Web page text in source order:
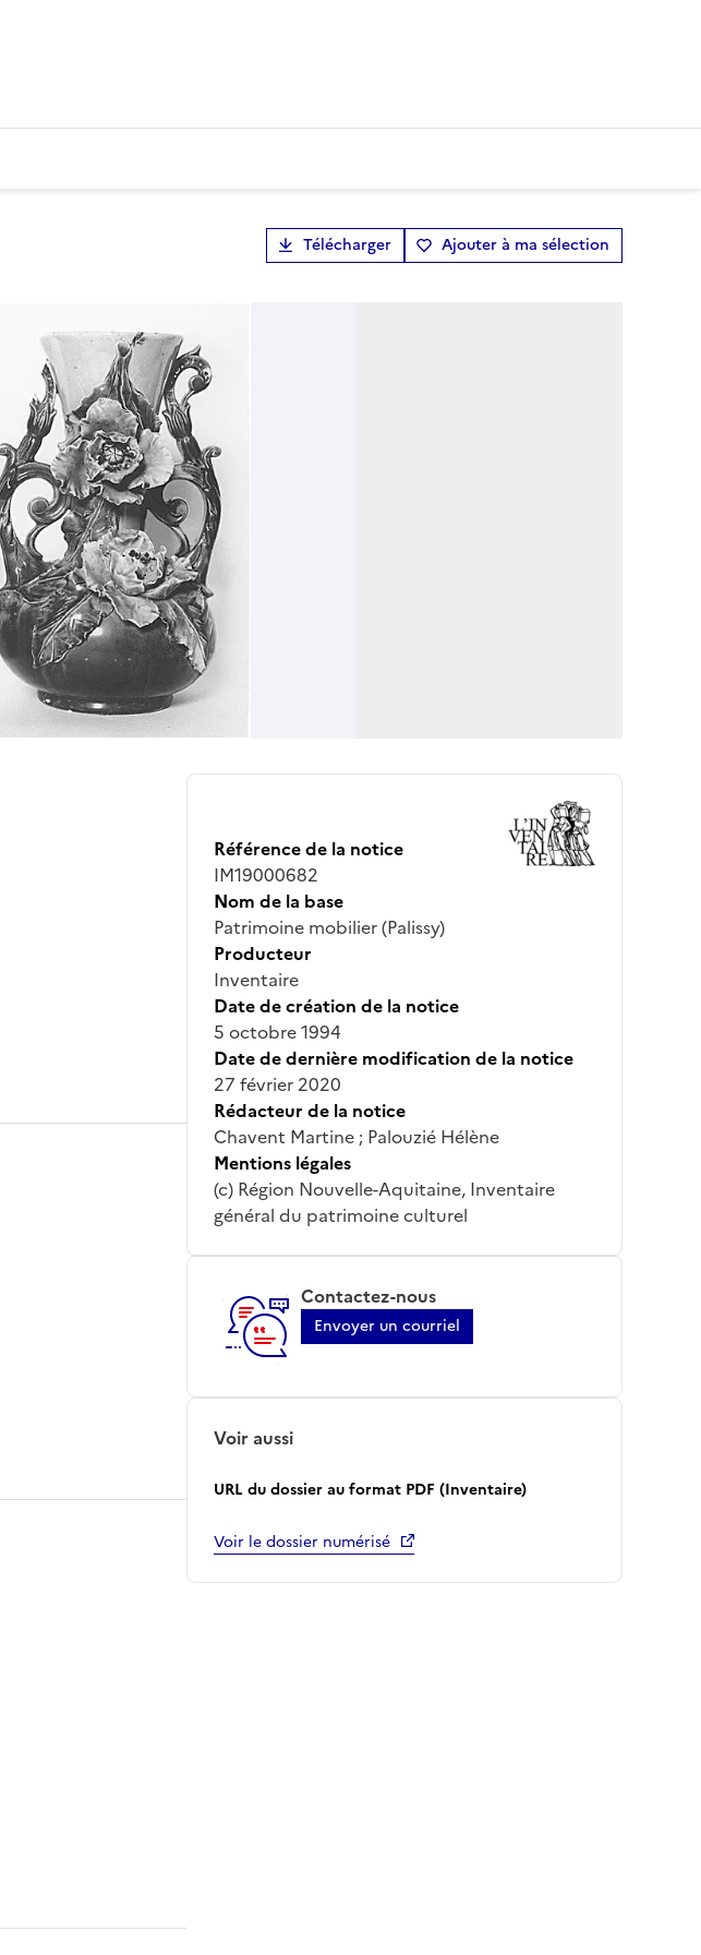
Télécharger Ajouter à ma sélection
Référence de la notice
IM19000682
Nom de la base
Patrimoine mobilier (Palissy)
Producteur
Inventaire
Date de création de la notice
5 octobre 1994
Date de dernière modification de la notice
27 février 2020
Rédacteur de la notice
Chavent Martine ; Palouzié Hélène
Mentions légales
(c) Région Nouvelle-Aquitaine, Inventaire
général du patrimoine culturel
Contactez-nous
Envoyer un courriel
Voir aussi
URL du dossier au format PDF (Inventaire)
Voir le dossier numérisé